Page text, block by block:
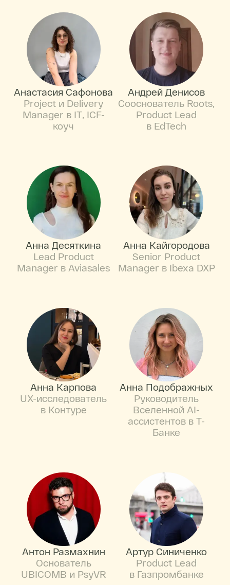
Анастасия Сафонова
Project и Delivery
Manager в IT, ICF-
коуч
Андрей Денисов
Сооснователь Roots,
Product Lead
в EdTech
Анна Десяткина
Lead Product
Manager в Aviasales
Анна Кайгородова
Senior Product
Manager в Ibexa DXP
Анна Карпова
UX-исследователь
в Контуре
Анна Подображных
Руководитель
Вселенной AI-
ассистентов в Т-
Банке
Антон Размахнин
Основатель
UBICOMB и PsyVR
Артур Синиченко
Product Lead
в Газпромбанке